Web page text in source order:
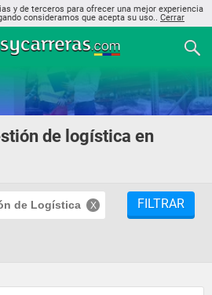
y de terceros para ofrecer una mejor experiencia
consideramos que acepta su uso.. Cerrar
de logística en
de Logística FILTRAR